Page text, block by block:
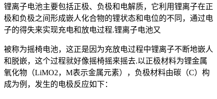
锂离子电池主要包括正极、负极和电解质，它利用锂离子在正
极和负极之间形成嵌人化合物的锂状态和电位的不同，通过电
子的得失来实现充电和放电过程.锂离子电池又
被称为摇椅电池，这正是因为充放电过程中锂离子不断地嵌人
和脱嵌，这个过程就好像摇椅摇来摇去.以正极材料为锂金属
氧化物（LiMO2，M表示金属元素），负极材料由碳（C）构
成为例，发生的电极反应如下：